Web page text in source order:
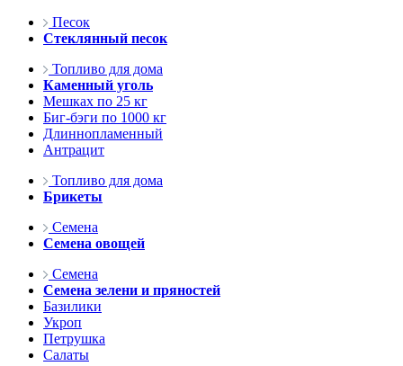
Песок
Стеклянный песок
Топливо для дома
Каменный уголь
Мешках по 25 кг
Биг-бэги по 1000 кг
Длиннопламенный
Антрацит
Топливо для дома
Брикеты
Семена
Семена овощей
Семена
Семена зелени и пряностей
Базилики
Укроп
Петрушка
Салаты